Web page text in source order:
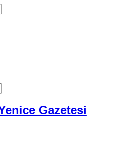
Gazetesi